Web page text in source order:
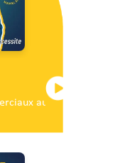
au service du